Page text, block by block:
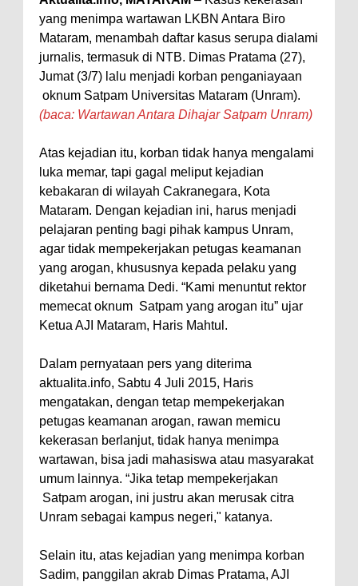
Perairan Sanggar
Perkuat Soliditas-Sinergi,
Kapolres Bima Silaturahmi ke
Kejari dan Kodim 1608
Nobar Piala Dunia Argentina vs
Silaturahmi dengan Masyarakat
Antusiasnya Warga dan Polisi
Nobar Bareng Laga Prancis vs
Spanyol di Mapolres Bima
Wali Kota Bima Tinjau Finalisasi
Pembangunan RSUD Kota Bima,
Pastikan Pemindahan Layanan
Berjalan Bertahap
"Polisi Peduli" Satsamapta
Polres Bima Bantu Warga Padolo
Atasi Krisis Air Bersih
Wali Kota Bima Tinjau Rumah
Warga Tidak Layak Huni di
Kelurahan Oi Mbo, Dorong
Percepatan Bantuan BSPS
Wakil Wali Kota Bima
Konsultasikan Usulan Inpres
Jalan Daerah 2026 dan
yang menimpa wartawan LKBN Antara Biro
Mataram, menambah daftar kasus serupa dialami
jurnalis, termasuk di NTB. Dimas Pratama (27),
Jumat (3/7) lalu menjadi korban penganiayaan
oknum Satpam Universitas Mataram (Unram).
(baca: Wartawan Antara Dihajar Satpam Unram)
Atas kejadian itu, korban tidak hanya mengalami
luka memar, tapi gagal meliput kejadian
kebakaran di wilayah Cakranegara, Kota
Mataram. Dengan kejadian ini, harus menjadi
pelajaran penting bagi pihak kampus Unram,
agar tidak mempekerjakan petugas keamanan
yang arogan, khususnya kepada pelaku yang
diketahui bernama Dedi. “Kami menuntut rektor
memecat oknum Satpam yang arogan itu” ujar
Ketua AJI Mataram, Haris Mahtul.
Dalam pernyataan pers yang diterima
aktualita.info, Sabtu 4 Juli 2015, Haris
mengatakan, dengan tetap mempekerjakan
petugas keamanan arogan, rawan memicu
kekerasan berlanjut, tidak hanya menimpa
wartawan, bisa jadi mahasiswa atau masyarakat
umum lainnya. “Jika tetap mempekerjakan
Satpam arogan, ini justru akan merusak citra
Unram sebagai kampus negeri," katanya.
Selain itu, atas kejadian yang menimpa korban
Sadim, panggilan akrab Dimas Pratama, AJI